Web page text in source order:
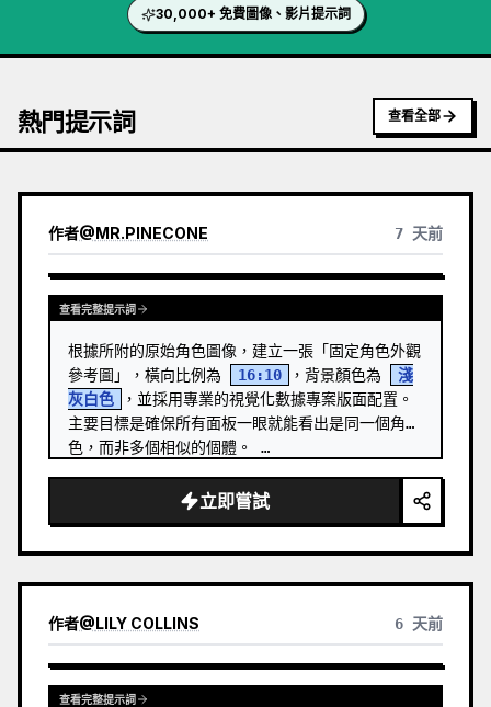
30,000+ 免費圖像、影片提示詞
熱門提示詞 查看全部
作者@MR.PINECONE 7 天前
查看完整提示詞
根據所附的原始角色圖像，建立一張「固定角色外觀
參考圖」，橫向比例為
16:10 ，背景顏色為
淺
灰白色
，並採用專業的視覺化數據專案版面配置。
主要目標是確保所有面板一眼就能看出是同一個角
色，而非多個相似的個體。 …
立即嘗試
作者@LILY COLLINS 6 天前
查看完整提示詞